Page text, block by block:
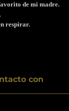
de mi madre.
respirar.
con